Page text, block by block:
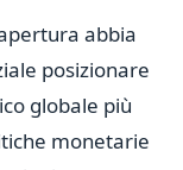
abbia
posizionare
globale più
monetarie